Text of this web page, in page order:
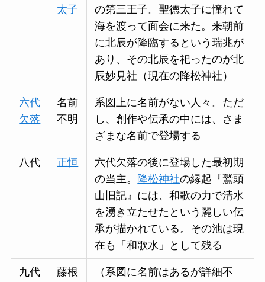
太子
の第三王子。聖徳太子に憧れて
海を渡って面会に来た。来朝前
に北辰が降臨するという瑞兆が
あり、その北辰を祀ったのが北
辰妙見社（現在の降松神社）
六代
欠落
名前
不明
系図上に名前がない人々。ただ
し、創作や伝承の中には、さま
ざまな名前で登場する
八代 正恒
六代欠落の後に登場した最初期
の当主。
降松神社の縁起『鷲頭
山旧記』には、和歌の力で清水
を湧き立たせたという麗しい伝
承が描かれている。その池は現
在も「和歌水」として残る
九代 藤根
（系図に名前はあるが詳細不